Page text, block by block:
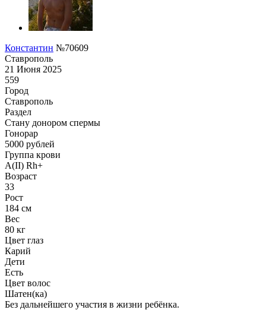
Константин №70609
Ставрополь
21 Июня 2025
559
Город
Ставрополь
Раздел
Стану донором спермы
Гонoрар
5000 рублей
Группа крови
A(II) Rh+
Возраст
33
Рост
184 см
Вес
80 кг
Цвет глаз
Карий
Дети
Есть
Цвет волос
Шатен(ка)
Без дальнейшего участия в жизни ребёнка.